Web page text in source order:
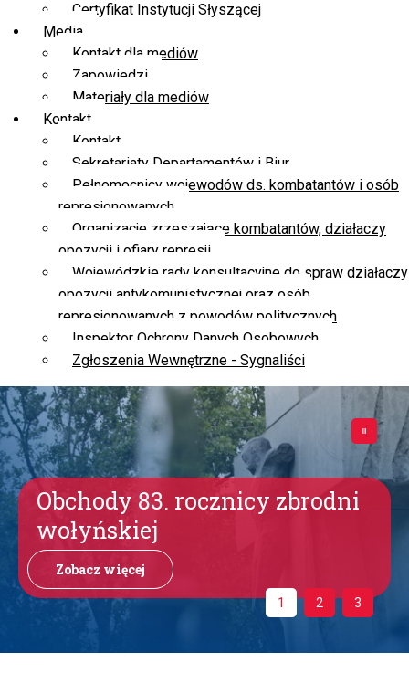
Certyfikat Instytucji Słyszącej
Media
Kontakt dla mediów
Zapowiedzi
Materiały dla mediów
Kontakt
Kontakt
Sekretariaty Departamentów i Biur
Pełnomocnicy wojewodów ds. kombatantów i osób
represjonowanych
Organizacje zrzeszające kombatantów, działaczy
opozycji i ofiary represji
Wojewódzkie rady konsultacyjne do spraw działaczy
opozycji antykomunistycznej oraz osób
represjonowanych z powodów politycznych
Inspektor Ochrony Danych Osobowych
Zgłoszenia Wewnętrzne - Sygnaliści
Obchody 83. rocznicy zbrodni
wołyńskiej
Zobacz więcej
1 2 3